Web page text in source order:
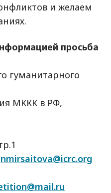
и желаем
просьба
гуманитарного
МККК в РФ,
nmirsaitova@icrc.org